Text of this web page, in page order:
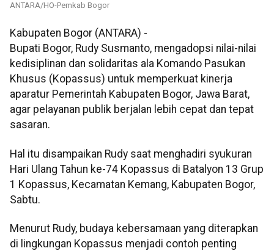
ANTARA/HO-Pemkab Bogor
Kabupaten Bogor (ANTARA) -
Bupati Bogor, Rudy Susmanto, mengadopsi nilai-nilai
kedisiplinan dan solidaritas ala Komando Pasukan
Khusus (Kopassus) untuk memperkuat kinerja
aparatur Pemerintah Kabupaten Bogor, Jawa Barat,
agar pelayanan publik berjalan lebih cepat dan tepat
sasaran.
Hal itu disampaikan Rudy saat menghadiri syukuran
Hari Ulang Tahun ke-74 Kopassus di Batalyon 13 Grup
1 Kopassus, Kecamatan Kemang, Kabupaten Bogor,
Sabtu.
Menurut Rudy, budaya kebersamaan yang diterapkan
di lingkungan Kopassus menjadi contoh penting